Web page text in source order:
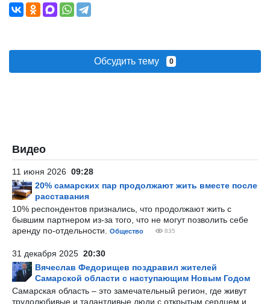
Обсудить тему 0
Видео
11 июня 2026 09:28
20% самарских пар продолжают жить вместе после
расставания
10% респондентов признались, что продолжают жить с
бывшим партнером из-за того, что не могут позволить себе
аренду по-отдельности.
Общество 835
31 декабря 2025 20:30
Вячеслав Федорищев поздравил жителей
Самарской области с наступающим Новым Годом
Самарская область – это замечательный регион, где живут
трудолюбивые и талантливые люди с открытым сердцем и